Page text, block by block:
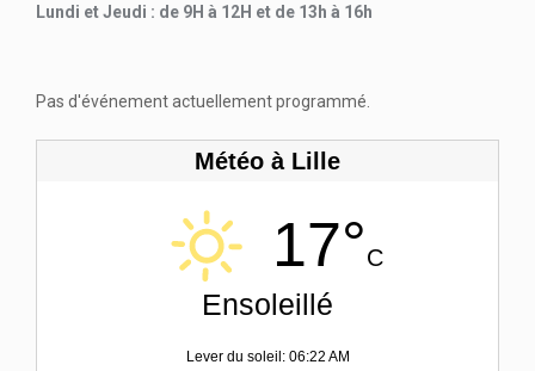
Lundi et Jeudi : de 9H à 12H et de 13h à 16h
Pas d'événement actuellement programmé.
Météo à Lille
17°C
Ensoleillé
Lever du soleil: 06:22 AM